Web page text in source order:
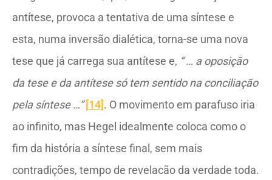
antítese, provoca a tentativa de uma síntese e
esta, numa inversão dialética, torna-se uma nova
tese que já carrega sua antítese e, “ … a oposição
da tese e da antítese só tem sentido na conciliação
pela síntese …” [14]. O movimento em parafuso iria
ao infinito, mas Hegel idealmente coloca como o
fim da história a síntese final, sem mais
contradições, tempo de revelacão da verdade toda.